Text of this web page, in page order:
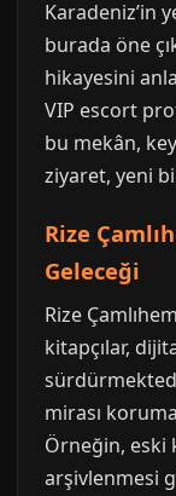
Karadeniz’in
burada öne
hikayesini
VIP escort
bu mekân,
ziyaret, yeni
Rize
Geleceği
Rize
kitapçılar,
mirası
Örneğin, eski
arşivlenmesi